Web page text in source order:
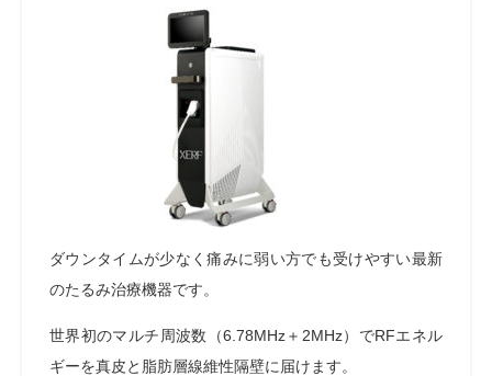
ダウンタイムが少なく痛みに弱い方でも受けやすい最新
のたるみ治療機器です。
世界初のマルチ周波数（6.78MHz＋2MHz）でRFエネル
ギーを真皮と脂肪層線維性隔壁に届けます。